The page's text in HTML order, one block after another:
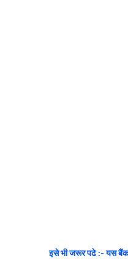
इसे भी जरूर पढे :- यस